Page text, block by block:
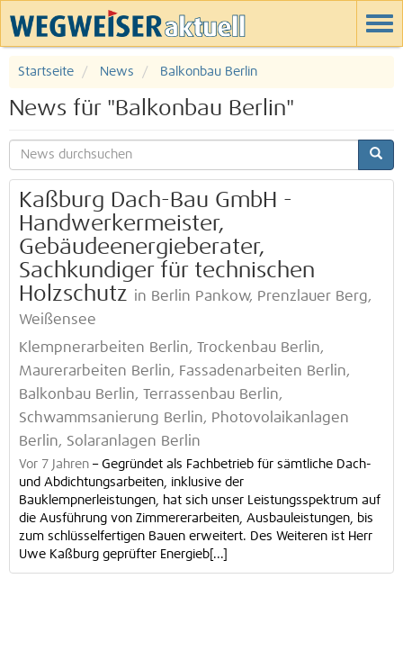
Startseite News Balkonbau Berlin
News für "Balkonbau Berlin"
Kaßburg Dach-Bau GmbH -
Handwerkermeister,
Gebäudeenergieberater,
Sachkundiger für technischen
Holzschutz in Berlin Pankow, Prenzlauer Berg,
Weißensee
Klempnerarbeiten Berlin, Trockenbau Berlin,
Maurerarbeiten Berlin, Fassadenarbeiten Berlin,
Balkonbau Berlin, Terrassenbau Berlin,
Schwammsanierung Berlin, Photovolaikanlagen
Berlin, Solaranlagen Berlin
Vor 7 Jahren – Gegründet als Fachbetrieb für sämtliche Dach-
und Abdichtungsarbeiten, inklusive der
Bauklempnerleistungen, hat sich unser Leistungsspektrum auf
die Ausführung von Zimmererarbeiten, Ausbauleistungen, bis
zum schlüsselfertigen Bauen erweitert. Des Weiteren ist Herr
Uwe Kaßburg geprüfter Energieb[...]